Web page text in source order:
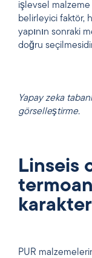
işlevsel
belirleyici faktör,
yapının sonraki
doğru
Yapay zeka
görselleştirme.
Linseis
PUR